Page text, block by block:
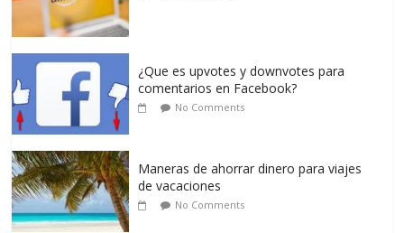
¿Que es upvotes y downvotes para
comentarios en Facebook?
No Comments
Maneras de ahorrar dinero para viajes
de vacaciones
No Comments